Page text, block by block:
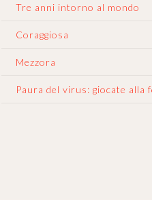
Tre anni intorno al mondo
Coraggiosa
Mezzora
Paura del virus: giocate alla